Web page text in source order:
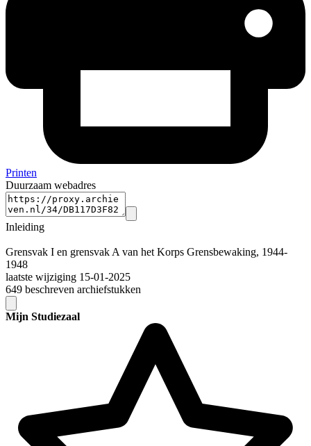
Printen
Duurzaam webadres
Inleiding
Grensvak I en grensvak A van het Korps Grensbewaking, 1944-
1948
laatste wijziging 15-01-2025
649 beschreven archiefstukken
Mijn Studiezaal